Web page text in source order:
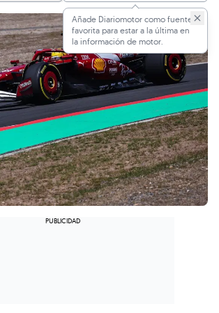
Añade Diariomotor como fuente
favorita para estar a la última en
la información de motor.